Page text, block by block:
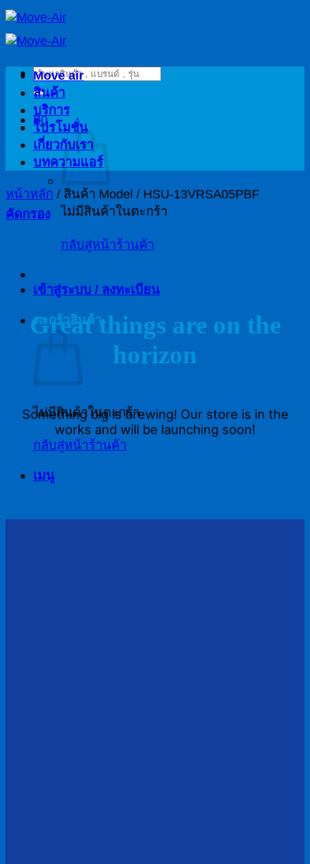
ข้าม
ไป
เนื้อหาค้นหา:
฿0
ไม่มีสินค้าในตะกร้า
กลับสู่หน้าร้านค้า
เข้าสู่ระบบ / ลงทะเบียน
ตะกร้าสินค้า
ไม่มีสินค้าในตะกร้า
กลับสู่หน้าร้านค้า
เมนู
Move air
สินค้า
บริการ
โปรโมชั่น
เกี่ยวกับเรา
บทความแอร์
หน้าหลัก / สินค้า Model / HSU-13VRSA05PBF
คัดกรอง
Great things are on the
horizon
Something big is brewing! Our store is in the
works and will be launching soon!